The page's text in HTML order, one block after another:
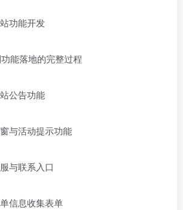
功能开发
能落地的完整过程
公告功能
与活动提示功能
与联系入口
信息收集表单